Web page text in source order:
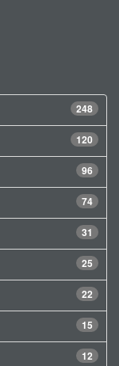
248
120
96
74
31
25
22
15
12